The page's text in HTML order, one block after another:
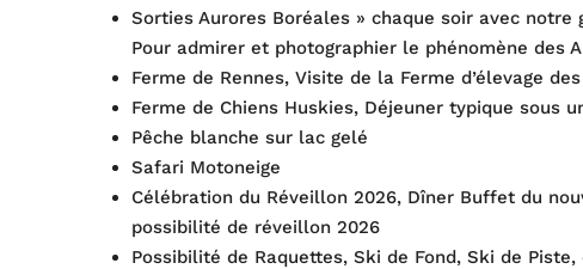
Sorties Aurores Boréales » chaque soir avec notre
Pour admirer et photographier le phénomène des
Ferme de Rennes, Visite de la Ferme d’élevage
Ferme de Chiens Huskies, Déjeuner typique sous
Pêche blanche sur lac gelé
Safari Motoneige
Célébration du Réveillon 2026, Dîner Buffet du
possibilité de réveillon 2026
Possibilité de Raquettes, Ski de Fond, Ski de